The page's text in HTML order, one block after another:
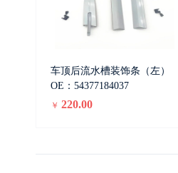
车顶后流水槽装饰条（左）
OE：54377184037
￥ 220.00